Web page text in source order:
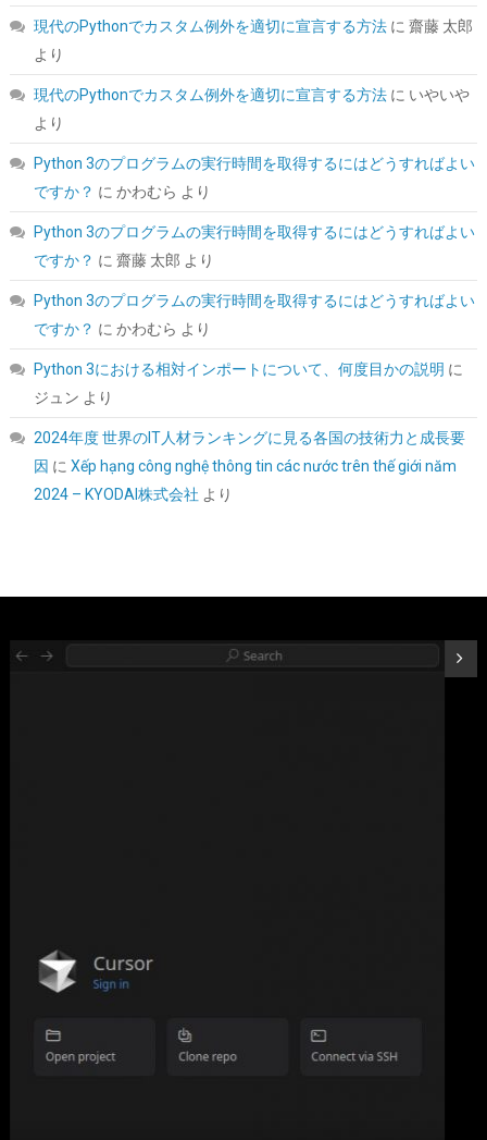
CORSAIR RM850e 2025モデル PC電源ユニット 850W PCIE 5.1 対
応 80PLUS Gold認証 ATX 3.1 認証済 フルモジュラー 12V-2x6 ケ
ーブル付属 CP-9020296-JP
(54473) GBP 99.43
ちら)
ORICO 2.5インチ HDD / SSD ケース USB3.0 ハードディスクケー
ス UASP対応 5Gbps転送 6TB（9.5mm以下）まで対応 静電気防
止 PC材料 透明な 外付け SATA3.0 ドライブ ケース 2139U3
現代のPythonでカスタム例外を適切に宣言する方法に 齋藤 太郎
より
現代のPythonでカスタム例外を適切に宣言する方法に いやいや
より
Python 3のプログラムの実行時間を取得するにはどうすればよい
ですか？ に かわむら より
Python 3のプログラムの実行時間を取得するにはどうすればよい
ですか？ に 齋藤 太郎 より
Python 3のプログラムの実行時間を取得するにはどうすればよい
ですか？ に かわむら より
Python 3における相対インポートについて、何度目かの説明 に
ジュン より
2024年度 世界のIT人材ランキングに見る各国の技術力と成長要
因 に Xếp hạng công nghệ thông tin các nước trên thế giới năm
2024 – KYODAI株式会社 より